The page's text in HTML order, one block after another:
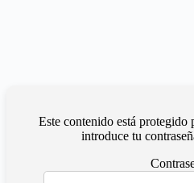
Este contenido está protegido
introduce tu